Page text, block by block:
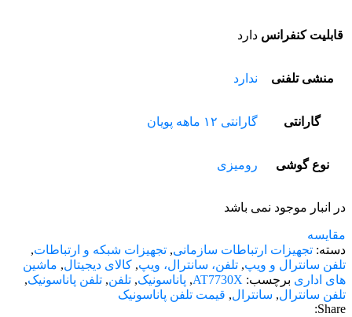
قابلیت کنفرانس دارد
منشی تلفنی ندارد
گارانتی گارانتی ۱۲ ماهه پویان
نوع گوشی رومیزی
در انبار موجود نمی باشد
مقایسه
دسته: تجهیزات ارتباطات سازمانی, تجهیزات شبکه و ارتباطات,
تلفن سانترال و ویپ, تلفن، سانترال، ویپ, کالای دیجیتال, ماشین
های اداری برچسب: AT7730X
, پاناسونیک, تلفن, تلفن پاناسونیک,
تلفن سانترال, سانترال, قیمت تلفن پاناسونیک
Share: